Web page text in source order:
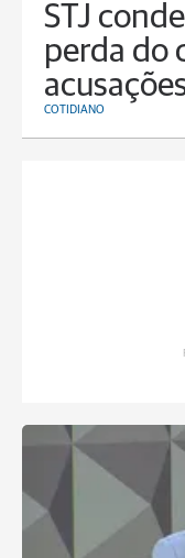
STJ
perda do
COTIDIANO